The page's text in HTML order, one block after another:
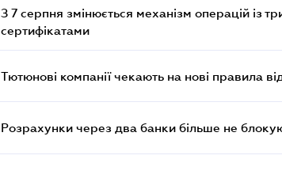
З 7 серпня змінюється механізм операцій із
сертифікатами
Тютюнові компанії чекають на нові правила
Розрахунки через два банки більше не